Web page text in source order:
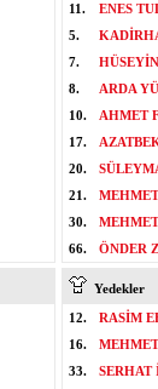
11.
ENES
5.
7.
8.
ARDA
10.
AHMET
17.
20.
21.
30.
66.
ÖNDER
Yedekler
12.
RASİM
16.
33.
SERHAT